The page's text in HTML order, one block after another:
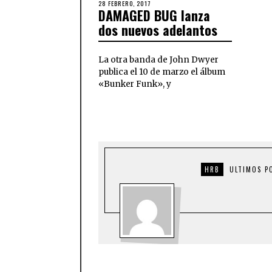
28 FEBRERO, 2017
DAMAGED BUG lanza
dos nuevos adelantos
La otra banda de John Dwyer
publica el 10 de marzo el álbum
«Bunker Funk», y
HRB ULTIMOS